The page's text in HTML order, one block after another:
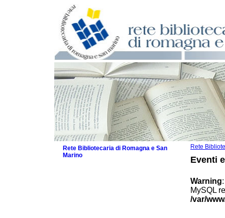
Rete
Eventi
Warning
MySQL
/var/
Rete Bibliotecaria di Romagna e San
Marino